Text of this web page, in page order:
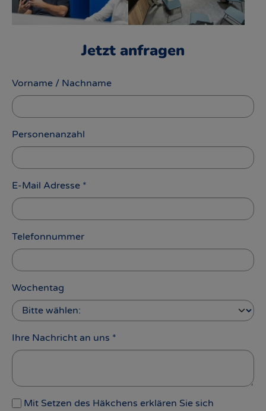
Jetzt anfragen
Vorname / Nachname
Personenanzahl
E-Mail Adresse *
Telefonnummer
Wochentag
Ihre Nachricht an uns *
Mit Setzen des Häkchens erklären Sie sich